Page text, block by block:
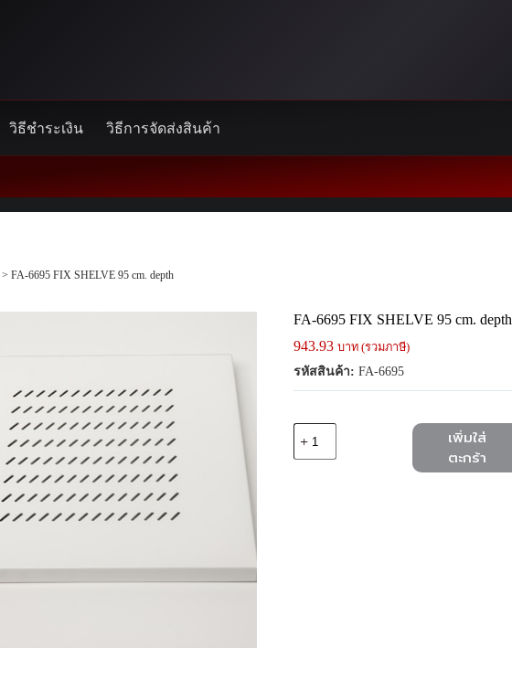
วิธีชำระเงิน วิธีการจัดส่งสินค้า
> FA-6695 FIX SHELVE 95 cm. depth
FA-6695 FIX SHELVE 95 cm. depth
943.93 บาท (รวมภาษี)
รหัสสินค้า: FA-6695
เพิ่มใส่
ตะกร้า